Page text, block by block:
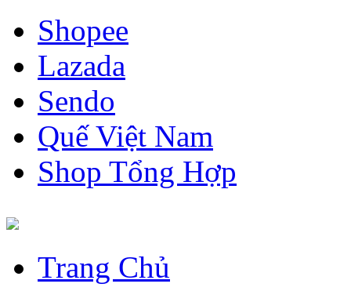
Shopee
Lazada
Sendo
Quế Việt Nam
Shop Tổng Hợp
Trang Chủ